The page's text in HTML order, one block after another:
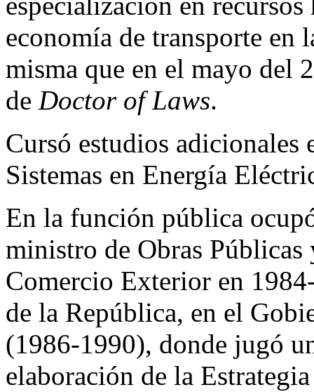
economía de transporte en
misma que en el mayo del
de Doctor of Laws.
Cursó estudios
Sistemas en Energía
En la función pública
ministro de Obras
Comercio Exterior en
de la República, en el
(1986-1990), donde jugó
elaboración de la